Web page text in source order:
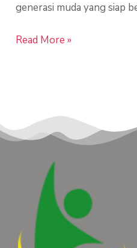
generasi muda yang siap
Read More »